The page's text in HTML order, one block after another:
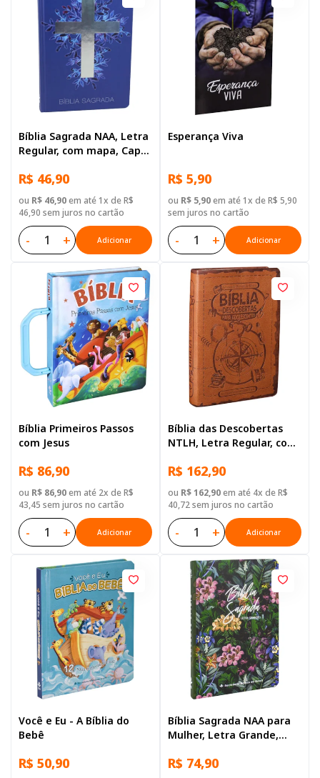
Bíblia Sagrada NAA, Letra
Regular, com mapa, Capa
R$ 46,90
ou R$ 46,90em até 1x de R$
46,90 sem juros no cartão
- + Adicionar
Esperança Viva
R$ 5,90
ou R$ 5,90em até 1x de R$ 5,90
sem juros no cartão
- + Adicionar
Bíblia Primeiros Passos
com Jesus
R$ 86,90
ou R$ 86,90em até 2x de R$
43,45 sem juros no cartão
- + Adicionar
Bíblia das Descobertas
NTLH, Letra Regular, com
Sintético Marrom
R$ 162,90
ou R$ 162,90em até 4x de R$
40,72 sem juros no cartão
- + Adicionar
Você e Eu - A Bíblia do
Bebê
R$ 50,90
Bíblia Sagrada NAA para
Mulher, Letra Grande,
Flores
R$ 74,90